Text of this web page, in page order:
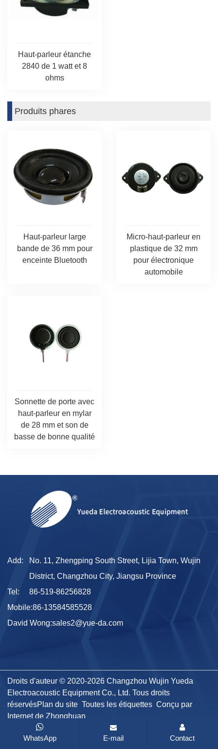
Haut-parleur étanche
2840 de 1 watt et 8
ohms
Produits phares
Haut-parleur large
bande de 36 mm pour
enceinte Bluetooth
Micro-haut-parleur en
plastique de 32 mm
pour électronique
automobile
Sonnette de porte avec
haut-parleur en mylar
de 28 mm et son de
basse de bonne qualité
Add:
No. 11, Zhengping South Street, Lijia Town, Wujin
District, Changzhou City, Jiangsu Province
Tel:
86-519-86256828
Mobile:86-13584585528
David Wong:sales2@yue-da.com
Droits d'auteur © 2020-2026 Changzhou Wujin Yueda
Electroacoustic Equipment Co., Ltd. Tous droits
réservésPlan du site Toutes les étiquettes Conçu par
Internet de Zhonghuan
WhatsApp E-mail Contact